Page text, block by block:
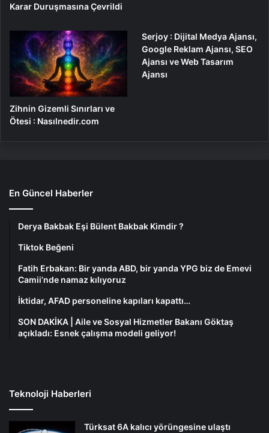
Karar Duruşmasına Çevrildi
Zihnin Gizemli Sınırları ve
Ötesi : Nasılnedir.com
Serjoy : Dijital Medya Ajansı,
Google Reklam Ajansı, SEO
Ajansı ve Web Tasarım
Ajansı
En Güncel Haberler
Derya Bakbak Eşi Bülent Bakbak Kimdir ?
Tiktok Beğeni
Fatih Erbakan: Bir yanda ABD, bir yanda YPG biz de Emevi
Camii’nde namaz kılıyoruz
İktidar, AFAD personeline kapıları kapattı…
SON DAKİKA | Aile ve Sosyal Hizmetler Bakanı Göktaş
açıkladı: Esnek çalışma modeli geliyor!
Teknoloji Haberleri
Türksat 6A kalıcı yörüngesine ulaştı